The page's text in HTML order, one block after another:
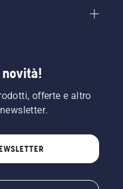
novità!
offerte e altro